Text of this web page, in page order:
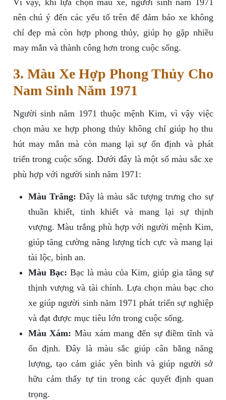
Vì vậy, khi lựa chọn màu xe, người sinh năm 1971
nên chú ý đến các yếu tố trên để đảm bảo xe không
chỉ đẹp mà còn hợp phong thủy, giúp họ gặp nhiều
may mắn và thành công hơn trong cuộc sống.
3. Màu Xe Hợp Phong Thủy Cho
Nam Sinh Năm 1971
Người sinh năm 1971 thuộc mệnh Kim, vì vậy việc
chọn màu xe hợp phong thủy không chỉ giúp họ thu
hút may mắn mà còn mang lại sự ổn định và phát
triển trong cuộc sống. Dưới đây là một số màu sắc xe
phù hợp với người sinh năm 1971:
Màu Trắng: Đây là màu sắc tượng trưng cho sự
thuần khiết, tinh khiết và mang lại sự thịnh
vượng. Màu trắng phù hợp với người mệnh Kim,
giúp tăng cường năng lượng tích cực và mang lại
tài lộc, bình an.
Màu Bạc: Bạc là màu của Kim, giúp gia tăng sự
thịnh vượng và tài chính. Lựa chọn màu bạc cho
xe giúp người sinh năm 1971 phát triển sự nghiệp
và đạt được mục tiêu lớn trong cuộc sống.
Màu Xám: Màu xám mang đến sự điềm tĩnh và
ổn định. Đây là màu sắc giúp cân bằng năng
lượng, tạo cảm giác yên bình và giúp người sở
hữu cảm thấy tự tin trong các quyết định quan
trọng.